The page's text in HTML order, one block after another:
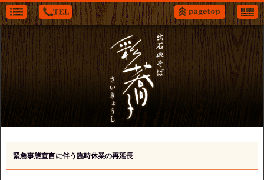
緊急事態宣言に伴う臨時休業の再延長